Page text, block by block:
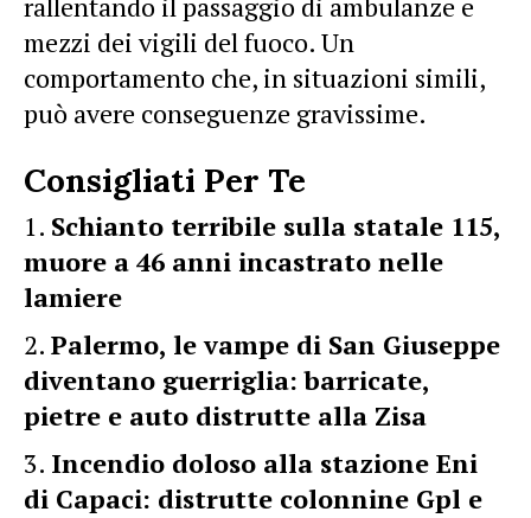
mezzi dei vigili del fuoco. Un
comportamento che, in situazioni simili,
può avere conseguenze gravissime.
Consigliati Per Te
Schianto terribile sulla statale 115,
muore a 46 anni incastrato nelle
lamiere
Palermo, le vampe di San Giuseppe
diventano guerriglia: barricate,
pietre e auto distrutte alla Zisa
Incendio doloso alla stazione Eni
di Capaci: distrutte colonnine Gpl e